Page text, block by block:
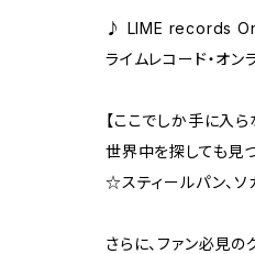
♪ LIME records
ライムレコード・オン
【ここでしか手に入ら
世界中を探しても見
☆スティールパン、ソ
さらに、ファン必見の